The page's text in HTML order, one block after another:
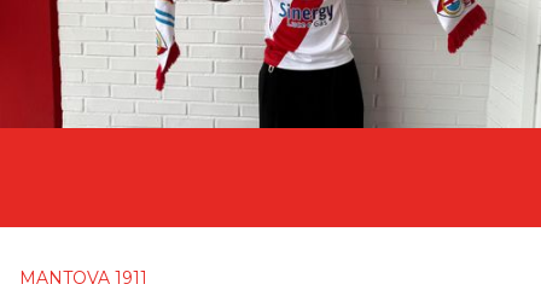
MANTOVA 1911